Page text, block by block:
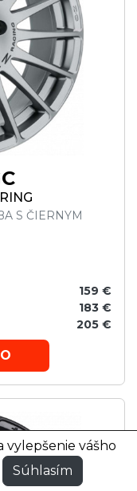
S ČIERNYM
159 €
183 €
205 €
vylepšenie vášho
Súhlasím